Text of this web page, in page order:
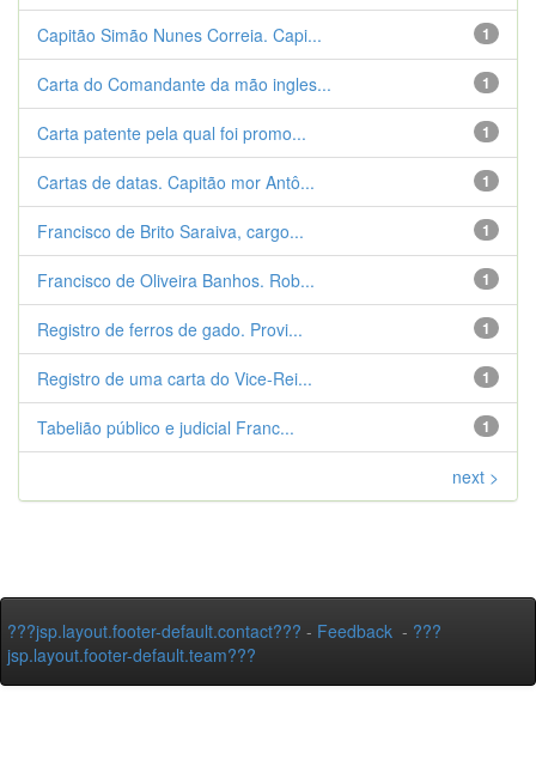
1
Capitão Simão Nunes Correia. Capi...
1
Carta do Comandante da mão ingles...
1
Carta patente pela qual foi promo...
1
Cartas de datas. Capitão mor Antô...
1
Francisco de Brito Saraiva, cargo...
1
Francisco de Oliveira Banhos. Rob...
1
Registro de ferros de gado. Provi...
1
Registro de uma carta do Vice-Rei...
1
Tabelião público e judicial Franc...
next >
???jsp.layout.footer-default.contact??? - Feedback - ???
jsp.layout.footer-default.team???